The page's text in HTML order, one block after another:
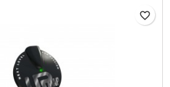
favorite_border